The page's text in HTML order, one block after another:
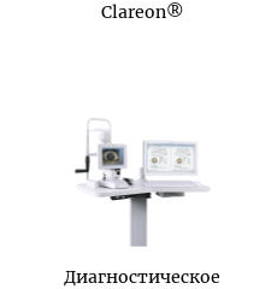
Clareon®
Диагностическое